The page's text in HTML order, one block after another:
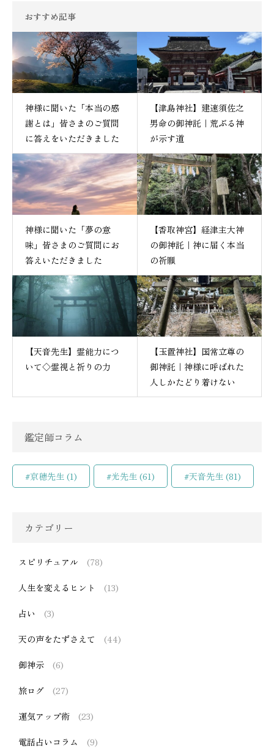
おすすめ記事
神様に聞いた「本当の感
謝とは」皆さまのご質問
に答えをいただきました
【津島神社】建速須佐之
男命の御神託｜荒ぶる神
が示す道
神様に聞いた「夢の意
味」皆さまのご質問にお
答えいただきました
【香取神宮】経津主大神
の御神託｜神に届く本当
の祈願
【天音先生】霊能力につ
いて◇霊視と祈りの力
【玉置神社】国常立尊の
御神託｜神様に呼ばれた
人しかたどり着けない
鑑定師コラム
#京穂先生 (1) #光先生 (61) #天音先生 (81)
カテゴリー
スピリチュアル (78)
人生を変えるヒント (13)
占い (3)
天の声をたずさえて (44)
御神示 (6)
旅ログ (27)
運気アップ術 (23)
電話占いコラム (9)